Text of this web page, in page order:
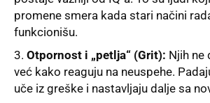
promene smera kada stari načini
funkcionišu.
Otpornost i „petlja“ (Grit): Njih ne
već kako reaguju na neuspehe.
uče iz greške i nastavljaju dalje sa